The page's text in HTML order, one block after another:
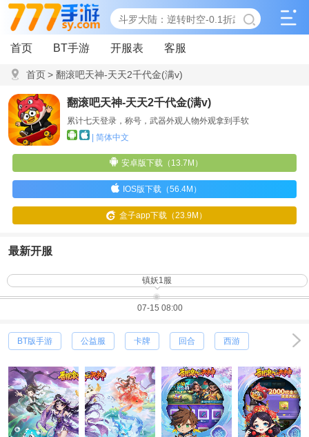
首页 BT手游 开服表 客服
首页> 翻滚吧天神-天天2千代金(满v)
翻滚吧天神-天天2千代金(满v)
累计七天登录，称号，武器外观人物外观拿到手软
| 简体中文
安卓版下载（13.7M）
IOS版下载（56.4M）
盒子app下载（23.9M）
最新开服
镇妖1服
07-15 08:00
BT版手游 公益服 卡牌 回合 西游